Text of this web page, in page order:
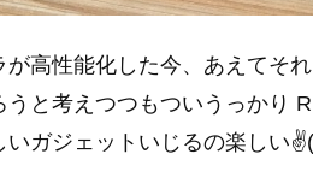
高性能化した今、あえてそ
と考えつつもついうっかり
いガジェットいじるの楽し